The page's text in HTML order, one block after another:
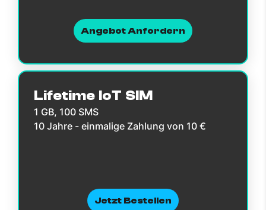
Angebot Anfordern
Lifetime IoT SIM
1 GB, 100 SMS
10 Jahre - einmalige Zahlung von 10 €
Jetzt Bestellen